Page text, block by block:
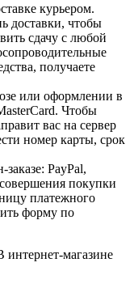
курьером.
доставки, чтобы
сдачу с любой
получаете
или оформлении в
Чтобы
вас на сервер
номер карты, срок
PayPal,
покупки
платежного
форму по
интернет-магазине